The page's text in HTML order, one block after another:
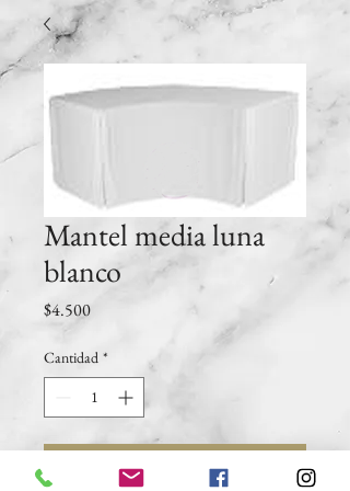
Mantel media luna
blanco
$4.500Precio
Cantidad *
Agregar al carrito